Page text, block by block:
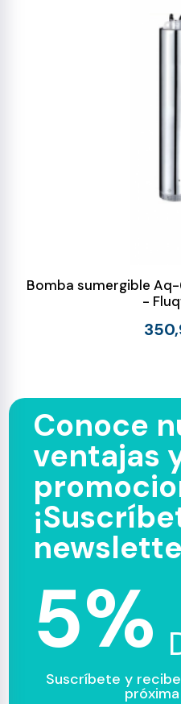
Bomba sumergible
-
Conoce
ventajas
5%
Suscríbete y